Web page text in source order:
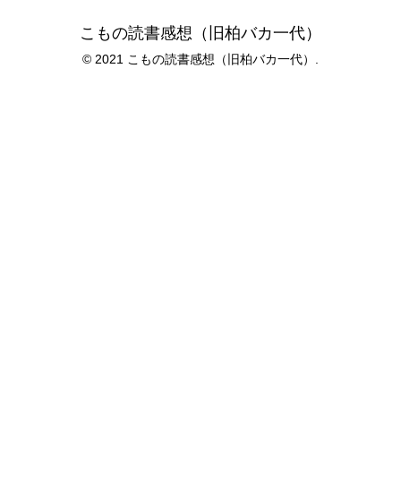
こもの読書感想（旧柏バカ一代）
© 2021 こもの読書感想（旧柏バカ一代）.